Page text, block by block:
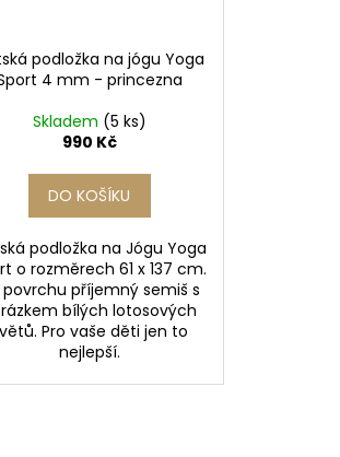
podložka na jógu Yoga
4 mm - princezna
Skladem (5 ks)
990 Kč
DO KOŠÍKU
podložka na Jógu Yoga
o rozměrech 61 x 137 cm.
povrchu příjemný semiš s
bílých lotosových
Pro vaše děti jen to
nejlepší.